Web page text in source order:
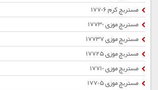
مستربچ کرم 17706
مستربچ موزی 17730
مستربچ موزی 17737
مستربچ موزی 17725
مستربچ موزی 17710
مستربچ موزی 17705